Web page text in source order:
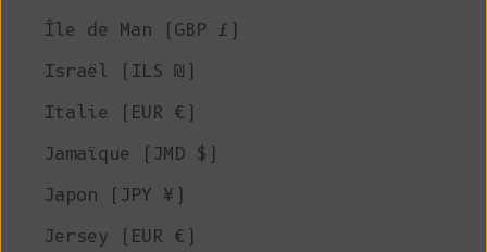
Île de Man (GBP £)
Israël (ILS ₪)
Italie (EUR €)
Jamaïque (JMD $)
Japon (JPY ¥)
Jersey (EUR €)